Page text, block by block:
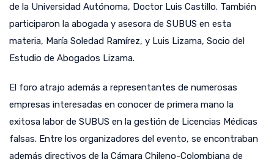
de la Universidad Autónoma, Doctor Luis Castillo. También
participaron la abogada y asesora de SUBUS en esta
materia, María Soledad Ramírez, y Luis Lizama, Socio del
Estudio de Abogados Lizama.
El foro atrajo además a representantes de numerosas
empresas interesadas en conocer de primera mano la
exitosa labor de SUBUS en la gestión de Licencias Médicas
falsas. Entre los organizadores del evento, se encontraban
además directivos de la Cámara Chileno-Colombiana de